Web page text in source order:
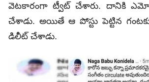
వెటకారంగా ట్వీట్ చేశారు. దానికి
చేశాడు. అయితే ఆ పోస్టు పెట్టిన
డిలీట్ చేశాడు.